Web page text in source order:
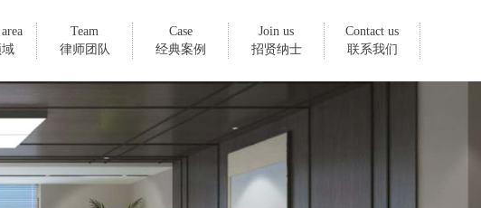
Team
律师团队
Case
经典案例
Join us
招贤纳士
Contact us
联系我们